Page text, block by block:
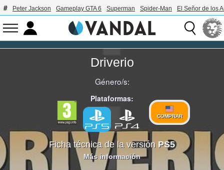
Peter Jackson Gameplay GTA 6 Superman Spider-Man El Señor de los
Driverio
Género/s:
Plataformas:
COMPRAR
Ficha técnica de la versión PS5
Más información